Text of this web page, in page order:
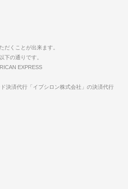
だくことが出来ます。
下の通りです。
EXPRESS
決済代行「イプシロン株式会社」の決済代行